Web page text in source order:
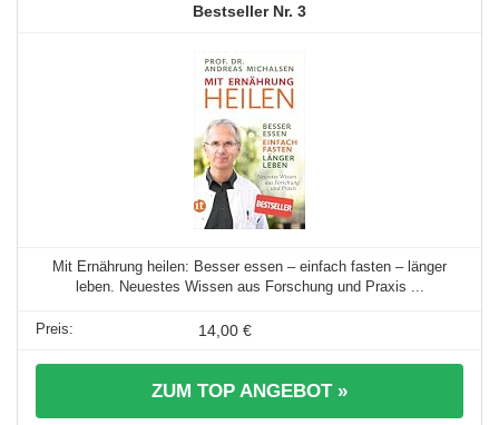
3
Mit Ernährung heilen: Besser essen – einfach fasten – länger
leben. Neuestes Wissen aus Forschung und Praxis ...
14,00 €
ZUM TOP ANGEBOT »